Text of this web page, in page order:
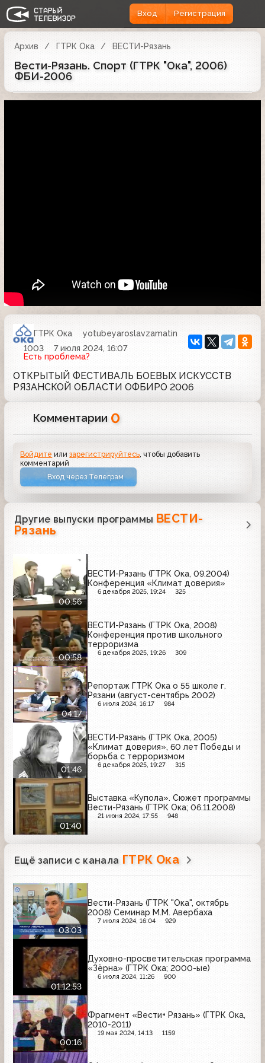
Вход Регистрация
Архив ГТРК Ока ВЕСТИ-Рязань
Вести-Рязань. Спорт (ГТРК "Ока", 2006)
ФБИ-2006
ГТРК Ока
yotubeyaroslavzamatin
1003
7 июля 2024, 16:07
Есть проблема?
ОТКРЫТЫЙ ФЕСТИВАЛЬ БОЕВЫХ ИСКУССТВ
РЯЗАНСКОЙ ОБЛАСТИ ОФБИРО 2006
Комментарии 0
Войдите илизарегистрируйтесь , чтобы добавить
комментарий
Вход через Телеграм
Другие выпуски программы ВЕСТИ-
Рязань
00:56
ВЕСТИ-Рязань (ГТРК Ока, 09.2004)
Конференция «Климат доверия»
6 декабря 2025, 19:24 325
00:58
ВЕСТИ-Рязань (ГТРК Ока, 2008)
Конференция против школьного
терроризма
6 декабря 2025, 19:26 309
04:17
Репортаж ГТРК Ока о 55 школе г.
Рязани (август-сентябрь 2002)
6 июля 2024, 16:17 984
01:46
ВЕСТИ-Рязань (ГТРК Ока, 2005)
«Климат доверия», 60 лет Победы и
борьба с терроризмом
6 декабря 2025, 19:27 315
01:40
Выставка «Купола». Сюжет программы
Вести-Рязань (ГТРК Ока; 06.11.2008)
21 июня 2024, 17:55 948
Ещё записи с канала ГТРК Ока
03:03
Вести-Рязань (ГТРК "Ока", октябрь
2008) Семинар М.М. Авербаха
7 июля 2024, 16:04 929
01:12:53
Духовно-просветительская программа
«Зёрна» (ГТРК Ока; 2000-ые)
6 июля 2024, 11:26 900
00:16
Фрагмент «Вести+ Рязань» (ГТРК Ока,
2010-2011)
19 мая 2024, 14:13 1159